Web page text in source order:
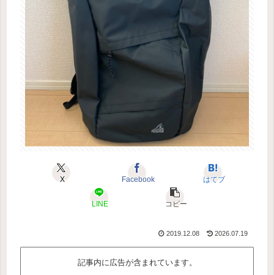
X Facebook はてブ
LINE コピー
2019.12.08 2026.07.19
記事内に広告が含まれています。